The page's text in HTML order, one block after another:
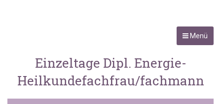
Menü
Einzeltage Dipl. Energie-
Heilkundefachfrau/fachmann